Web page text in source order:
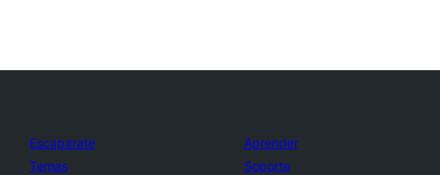
Escaparate
Temas
Aprender
Soporte